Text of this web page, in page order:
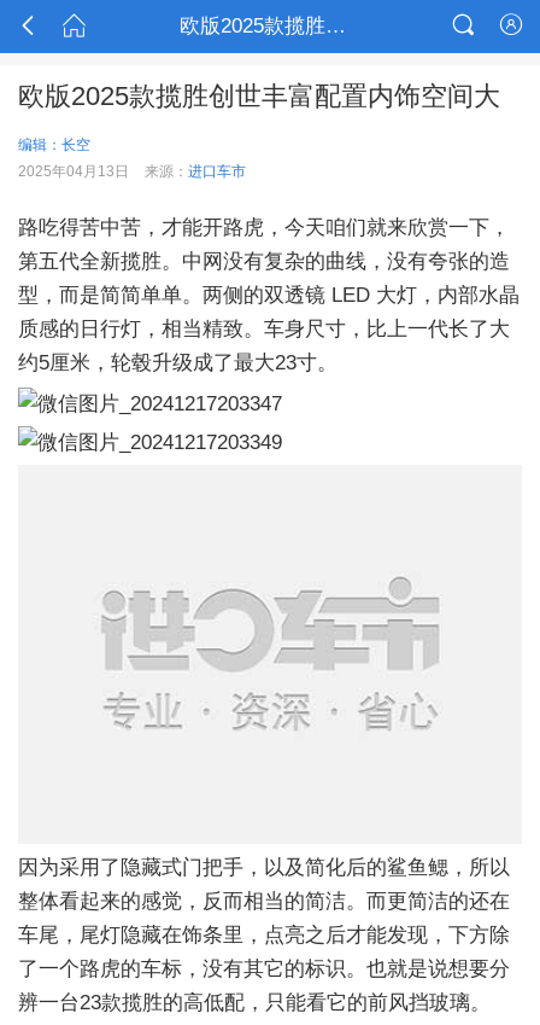
  欧版2025款揽胜创世丰富配置内饰空间大 

欧版2025款揽胜创世丰富配置内饰空间大
编辑：长空
2025年04月13日
来源： 进口车市
路吃得苦中苦，才能开路虎，今天咱们就来欣赏一下，
第五代全新揽胜。中网没有复杂的曲线，没有夸张的造
型，而是简简单单。两侧的双透镜 LED 大灯，内部水晶
质感的日行灯，相当精致。车身尺寸，比上一代长了大
约5厘米，轮毂升级成了最大23寸。
因为采用了隐藏式门把手，以及简化后的鲨鱼鳃，所以
整体看起来的感觉，反而相当的简洁。而更简洁的还在
车尾，尾灯隐藏在饰条里，点亮之后才能发现，下方除
了一个路虎的车标，没有其它的标识。也就是说想要分
辨一台23款揽胜的高低配，只能看它的前风挡玻璃。